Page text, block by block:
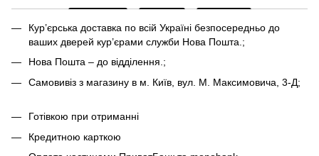
Кур’єрська доставка по всій Україні безпосередньо до
ваших дверей кур’єрами служби Нова Пошта.;
Нова Пошта – до відділення.;
Самовивіз з магазину в м. Київ, вул. М. Максимовича, 3-Д;
Готівкою при отриманні
Кредитною карткою